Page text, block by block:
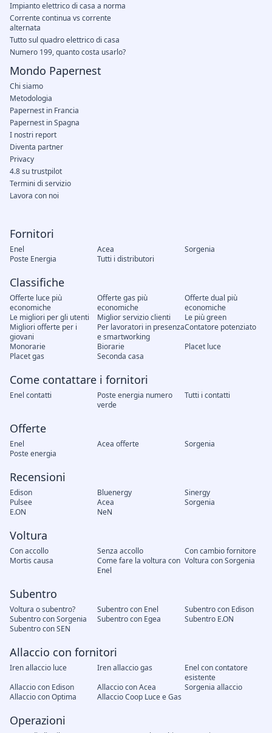
Fornitori
Enel Acea
Sorgenia
Poste Energia
Tutti i distributori
Classifiche
Offerte luce più
economiche
Offerte gas più
economiche
Offerte dual più
economiche
Le migliori per gli utenti
Miglior servizio clienti
Le più green
Migliori offerte per i
giovani
Per lavoratori in presenza
e smartworking
Contatore potenziato
Monorarie
Biorarie
Placet luce
Placet gas
Seconda casa
Come contattare i fornitori
Enel contatti
Poste energia numero
verde
Tutti i contatti
Offerte
Enel Acea offerte
Sorgenia
Poste energia
Recensioni
Edison Bluenergy
Sinergy
Pulsee
Acea
Sorgenia
E.ON
NeN
Voltura
Con accollo Senza accollo
Con cambio fornitore
Mortis causa
Come fare la voltura con
Enel
Voltura con Sorgenia
Subentro
Voltura o subentro? Subentro con Enel
Subentro con Edison
Subentro con Sorgenia
Subentro con Egea
Subentro E.ON
Subentro con SEN
Allaccio con fornitori
Iren allaccio luce Iren allaccio gas
Enel con contatore
esistente
Allaccio con Edison
Allaccio con Acea
Sorgenia allaccio
Allaccio con Optima
Allaccio Coop Luce e Gas
Operazioni
Impianto elettrico di casa a norma
Corrente continua vs corrente
alternata
Tutto sul quadro elettrico di casa
Numero 199, quanto costa usarlo?
Mondo Papernest
Chi siamo
Metodologia
Papernest in Francia
Papernest in Spagna
I nostri report
Diventa partner
Privacy
4.8 su trustpilot
Termini di servizio
Lavora con noi